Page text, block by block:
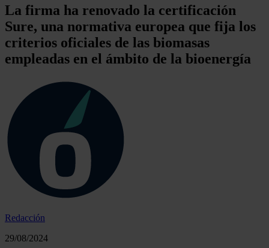
La firma ha renovado la certificación
Sure, una normativa europea que fija los
criterios oficiales de las biomasas
empleadas en el ámbito de la bioenergía
Redacción
29/08/2024